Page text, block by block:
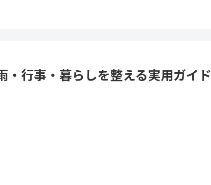
・行事・暮らしを整える実用ガイド